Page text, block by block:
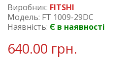
Виробник: FITSHI
Модель: FT 1009-29DC
Наявність: Є в наявності
640.00 грн.